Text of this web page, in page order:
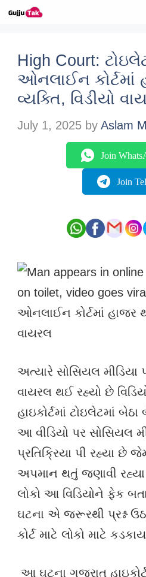
Skip to content
High Court:
ઓનલાઈન કોર્ટમાં
વ્યક્તિ, વિડીયો
July 1, 2025 by Aslam
Join
Join
અત્યારે સોસિયલ મીડિયા
વાયરલ થઈ રહ્યો છે
હાઇકોર્ટમાં ટોઇલેટમાં
આ વીડિયો પર સોસિયલ
પ્રતિક્રિયા પી રહ્યા છે
અપમાન થતું જણાવી
લોકો આ વિડિયોને ફેક
ઘટના એ જરૂરથી પ્રશ્ન
કોર્ટ માટે લોકો માટે
આ ઘટના ગુજરાત